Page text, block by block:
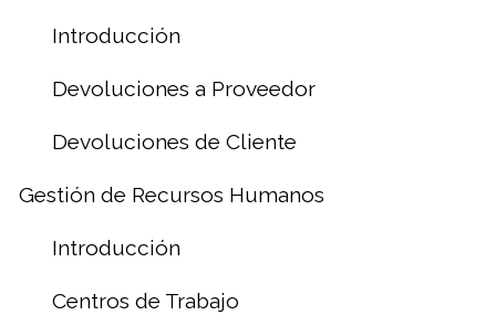
Introducción
Devoluciones a Proveedor
Devoluciones de Cliente
Gestión de Recursos Humanos
Introducción
Centros de Trabajo